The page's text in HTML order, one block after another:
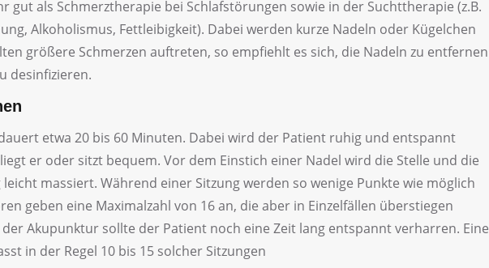
gut als Schmerztherapie bei Schlafstörungen sowie in der Suchttherapie (z.B.
Alkoholismus, Fettleibigkeit). Dabei werden kurze Nadeln oder Kügelchen
größere Schmerzen auftreten, so empfiehlt es sich, die Nadeln zu entfernen
desinfizieren.
etwa 20 bis 60 Minuten. Dabei wird der Patient ruhig und entspannt
er oder sitzt bequem. Vor dem Einstich einer Nadel wird die Stelle und die
massiert. Während einer Sitzung werden so wenige Punkte wie möglich
geben eine Maximalzahl von 16 an, die aber in Einzelfällen überstiegen
Akupunktur sollte der Patient noch eine Zeit lang entspannt verharren. Eine
in der Regel 10 bis 15 solcher Sitzungen